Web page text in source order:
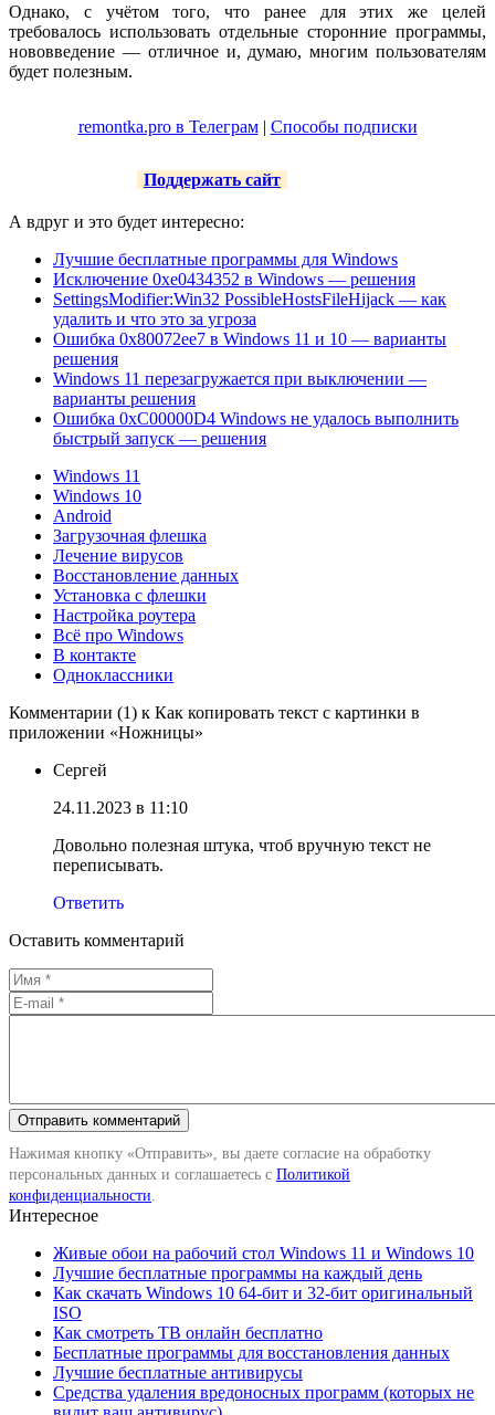
Однако, с учётом того, что ранее для этих же целей
требовалось использовать отдельные сторонние программы,
нововведение — отличное и, думаю, многим пользователям
будет полезным.
remontka.pro в Телеграм| Способы подписки
Поддержать сайт
А вдруг и это будет интересно:
Лучшие бесплатные программы для Windows
Исключение 0xe0434352 в Windows — решения
SettingsModifier:Win32 PossibleHostsFileHijack — как
удалить и что это за угроза
Ошибка 0x80072ee7 в Windows 11 и 10 — варианты
решения
Windows 11 перезагружается при выключении —
варианты решения
Ошибка 0xC00000D4 Windows не удалось выполнить
быстрый запуск — решения
Windows 11
Windows 10
Android
Загрузочная флешка
Лечение вирусов
Восстановление данных
Установка с флешки
Настройка роутера
Всё про Windows
В контакте
Одноклассники
Комментарии (1) к Как копировать текст с картинки в
приложении «Ножницы»
Сергей
24.11.2023 в 11:10
Довольно полезная штука, чтоб вручную текст не
переписывать.
Ответить
Оставить комментарий
Нажимая кнопку «Отправить», вы даете согласие на обработку
персональных данных и соглашаетесь с Политикой
конфиденциальности
Интересное
Живые обои на рабочий стол Windows 11 и Windows 10
Лучшие бесплатные программы на каждый день
Как скачать Windows 10 64-бит и 32-бит оригинальный
ISO
Как смотреть ТВ онлайн бесплатно
Бесплатные программы для восстановления данных
Лучшие бесплатные антивирусы
Средства удаления вредоносных программ (которых не